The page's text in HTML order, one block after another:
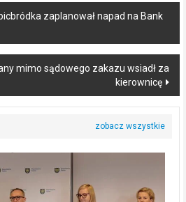
zaplanował napad na Bank
mimo sądowego zakazu wsiadł za
kierownicę